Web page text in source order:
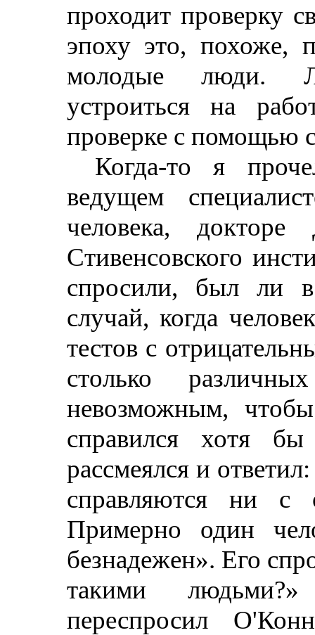
проходит проверку
эпоху это, похоже,
молодые люди.
устроиться на
проверке с помощью
Когда-то я
ведущем
человека,
Стивенсовского
спросили, был ли
случай, когда
тестов с
столько
невозможным,
справился хотя
рассмеялся и
справляются ни с
Примерно один
безнадежен». Его
такими
переспросил